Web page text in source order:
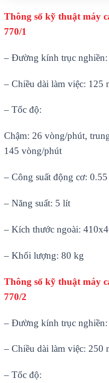
Thông số kỹ thuật máy
770/1
– Đường kính trục
– Chiều dài làm việc: 125
– Tốc độ:
Chậm: 26 vòng/phút,
145 vòng/phút
– Công suất động cơ:
– Năng suất: 5 lít
– Kích thước ngoài:
– Khối lượng: 80 kg
Thông số kỹ thuật máy
770/2
– Đường kính trục
– Chiều dài làm việc: 250
– Tốc độ: